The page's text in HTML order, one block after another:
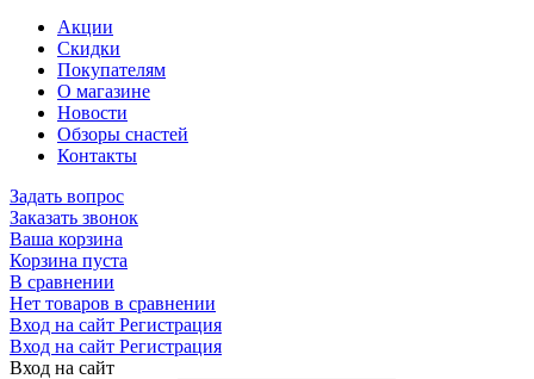
Акции
Скидки
Покупателям
О магазине
Новости
Обзоры снастей
Контакты
Задать вопрос
Заказать звонок
Ваша корзина
Корзина пуста
В сравнении
Нет товаров в сравнении
Вход на сайт Регистрация
Вход на сайт Регистрация
Вход на сайт